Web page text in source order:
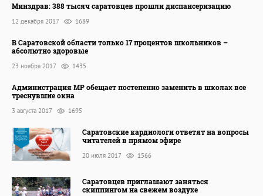
Минздрав: 388 тысяч саратовцев прошли диспансеризацию
12 декабря 2017 1689
В Саратовской области только 17 процентов школьников –
абсолютно здоровые
23 ноября 2017 1435
Администрация МР обещает постепенно заменить в школах все
треснувшие окна
3 августа 2017 1695
Саратовские кардиологи ответят на вопросы
читателей в прямом эфире
20 июля 2017 1566
Саратовцев приглашают заняться
скиппингом на свежем воздухе